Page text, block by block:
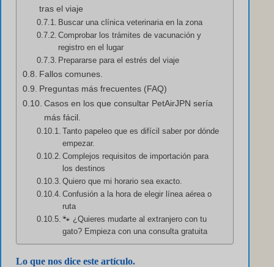
tras el viaje
Buscar una clínica veterinaria en la zona
Comprobar los trámites de vacunación y
registro en el lugar
Prepararse para el estrés del viaje
Fallos comunes.
Preguntas más frecuentes (FAQ)
Casos en los que consultar PetAirJPN sería
más fácil.
Tanto papeleo que es difícil saber por dónde
empezar.
Complejos requisitos de importación para
los destinos
Quiero que mi horario sea exacto.
Confusión a la hora de elegir línea aérea o
ruta
🐾 ¿Quieres mudarte al extranjero con tu
gato? Empieza con una consulta gratuita
Lo que nos dice este artículo.